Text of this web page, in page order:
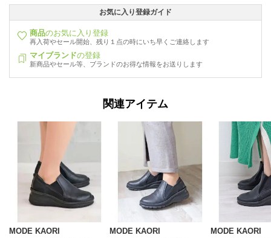
お気に入り登録ガイド
商品のお気に入り登録
再入荷やセール開始、残り１点の時にいち早くご連絡します
マイブランドの登録
新商品やセール等、ブランドのお得な情報をお送りします
関連アイテム
MODE KAORI MODE KAORI MODE KAORI